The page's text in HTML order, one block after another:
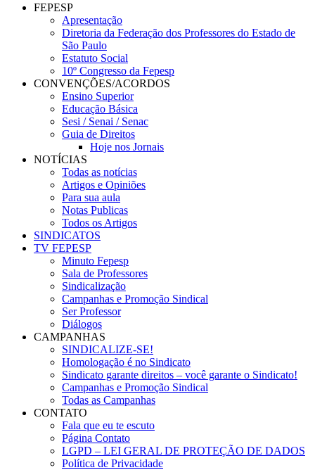
FEPESP
Apresentação
Diretoria da Federação dos Professores do Estado de
São Paulo
Estatuto Social
10º Congresso da Fepesp
CONVENÇÕES/ACORDOS
Ensino Superior
Educação Básica
Sesi / Senai / Senac
Guia de Direitos
Hoje nos Jornais
NOTÍCIAS
Todas as notícias
Artigos e Opiniões
Para sua aula
Notas Publicas
Todos os Artigos
SINDICATOS
TV FEPESP
Minuto Fepesp
Sala de Professores
Sindicalização
Campanhas e Promoção Sindical
Ser Professor
Diálogos
CAMPANHAS
SINDICALIZE-SE!
Homologação é no Sindicato
Sindicato garante direitos – você garante o Sindicato!
Campanhas e Promoção Sindical
Todas as Campanhas
CONTATO
Fala que eu te escuto
Página Contato
LGPD – LEI GERAL DE PROTEÇÃO DE DADOS
Política de Privacidade